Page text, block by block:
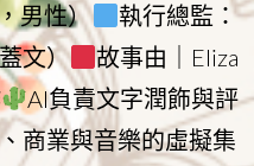
男性）
執行總監：
文）
故事由｜Eliza
AI負責文字潤飾與評
商業與音樂的虛擬集